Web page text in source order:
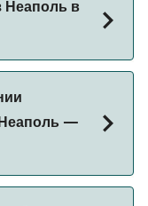
мин.
поэтому
Неаполь в
составляет
за
—